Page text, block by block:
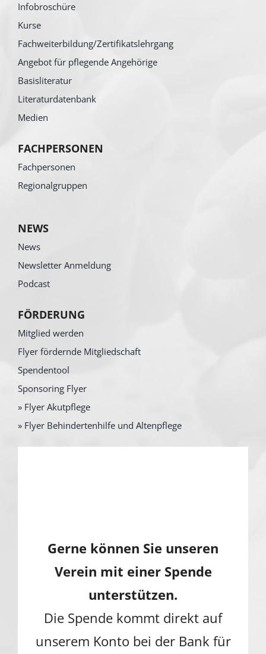
Infobroschüre
Kurse
Fachweiterbildung/Zertifikatslehrgang
Angebot für pflegende Angehörige
Basisliteratur
Literaturdatenbank
Medien
FACHPERSONEN
Fachpersonen
Regionalgruppen
NEWS
News
Newsletter Anmeldung
Podcast
FÖRDERUNG
Mitglied werden
Flyer fördernde Mitgliedschaft
Spendentool
Sponsoring Flyer
» Flyer Akutpflege
» Flyer Behindertenhilfe und Altenpflege
Gerne können Sie unseren
Verein mit einer Spende
unterstützen.
Die Spende kommt direkt auf
unserem Konto bei der Bank für